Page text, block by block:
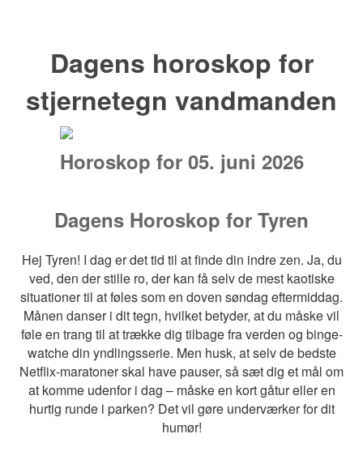
Dagens horoskop for
stjernetegn vandmanden
Horoskop for 05. juni 2026
Dagens Horoskop for Tyren
Hej Tyren! I dag er det tid til at finde din indre zen. Ja, du
ved, den der stille ro, der kan få selv de mest kaotiske
situationer til at føles som en doven søndag eftermiddag.
Månen danser i dit tegn, hvilket betyder, at du måske vil
føle en trang til at trække dig tilbage fra verden og binge-
watche din yndlingsserie. Men husk, at selv de bedste
Netflix-maratoner skal have pauser, så sæt dig et mål om
at komme udenfor i dag – måske en kort gåtur eller en
hurtig runde i parken? Det vil gøre underværker for dit
humør!